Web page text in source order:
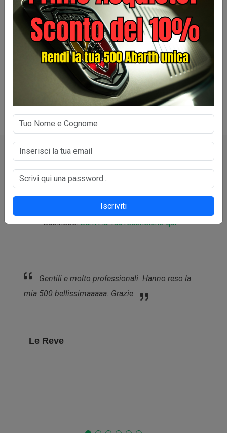
🔍 Cerca un prodotto
Cerca
COMMENTI
COMMENTI
I vostri commenti arrivati nel nostro profilo Google Local
Business.Scrivi la Tua recensione qui>>
Personale Cordiale e Preparato, sempre pronti
a dare consigli e vengono incontro alle esigenze
Iscriviti